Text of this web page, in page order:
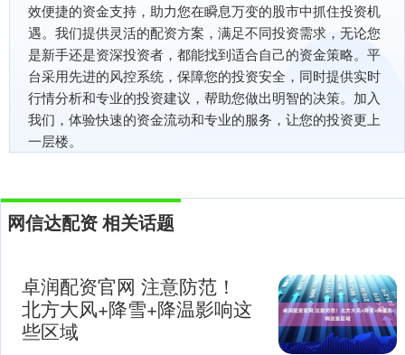
效便捷的资金支持，助力您在瞬息万变的股市中抓住投资机
遇。我们提供灵活的配资方案，满足不同投资需求，无论您
是新手还是资深投资者，都能找到适合自己的资金策略。平
台采用先进的风控系统，保障您的投资安全，同时提供实时
行情分析和专业的投资建议，帮助您做出明智的决策。加入
我们，体验快速的资金流动和专业的服务，让您的投资更上
一层楼。
网信达配资 相关话题
卓润配资官网 注意防范！
北方大风+降雪+降温影响这
些区域